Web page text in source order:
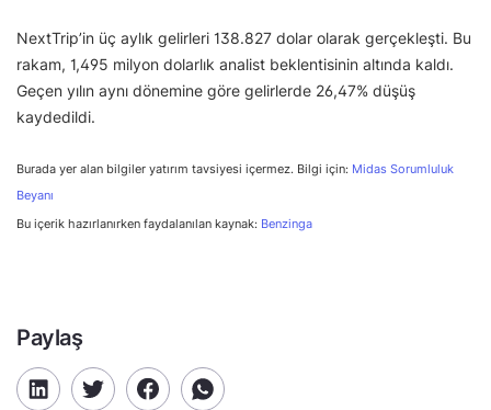
NextTrip’in üç aylık gelirleri 138.827 dolar olarak gerçekleşti. Bu
rakam, 1,495 milyon dolarlık analist beklentisinin altında kaldı.
Geçen yılın aynı dönemine göre gelirlerde 26,47% düşüş
kaydedildi.
Burada yer alan bilgiler yatırım tavsiyesi içermez. Bilgi için: Midas Sorumluluk
Beyanı
Bu içerik hazırlanırken faydalanılan kaynak: Benzinga
Paylaş